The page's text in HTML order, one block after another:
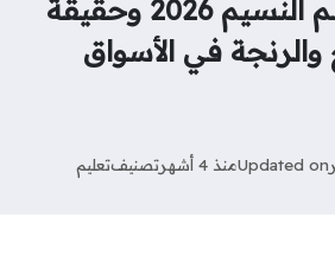
موعد إجازة شم النسيم 2026 وحقيقة
في الأسواق
Updated onمنذ 4 أشهر تصنيفتعليم